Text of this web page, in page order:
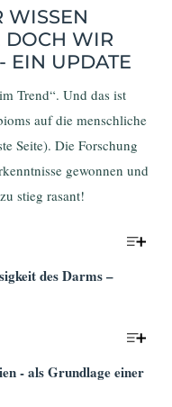
WISSEN
DOCH WIR
EIN UPDATE
Trend“. Und das ist
auf die menschliche
Seite). Die Forschung
gewonnen und
stieg rasant!
des Darms –
- als Grundlage einer